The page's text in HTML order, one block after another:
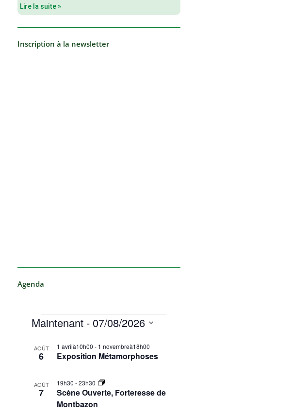
Lire la suite »
Inscription à la newsletter
Agenda
Maintenant - 07/08/2026
é
c
L
t
AOÛT
6 Exposition Métamorphoses
1 avrilà10h00 - 1 novembreà18h00
AOÛT
7
Scène Ouverte, Forteresse de
Montbazon
19h30-23h30